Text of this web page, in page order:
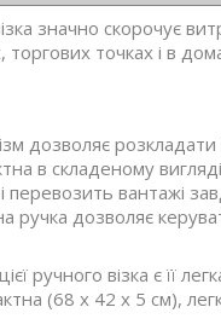
значно скорочує
точках і в
дозволяє розкладати
в складеному
перевозить вантажі
ручка дозволяє
ручного візка є її
(68 х 42 х 5 см),